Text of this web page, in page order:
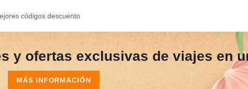
códigos descuento
y ofertas exclusivas de viajes en
MÁS INFORMACIÓN